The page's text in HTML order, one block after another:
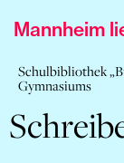
Mannheim
Schulbibliothek
Gymnasiums